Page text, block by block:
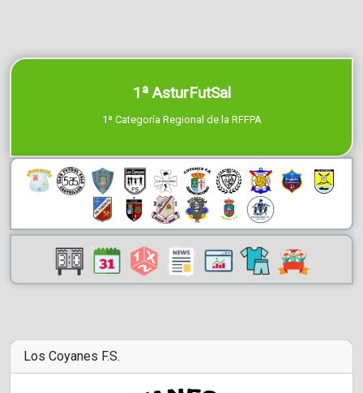
1ª AsturFutSal
1ª Categoría Regional de la RFFPA
Los Coyanes F.S.